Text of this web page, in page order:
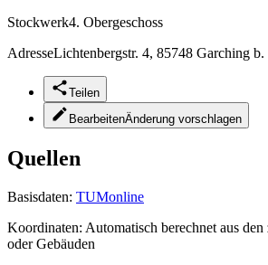
Stockwerk4. Obergeschoss
AdresseLichtenbergstr. 4, 85748 Garching b.
Teilen
BearbeitenÄnderung vorschlagen
Quellen
Basisdaten: TUMonline
Koordinaten: Automatisch berechnet aus
oder Gebäuden